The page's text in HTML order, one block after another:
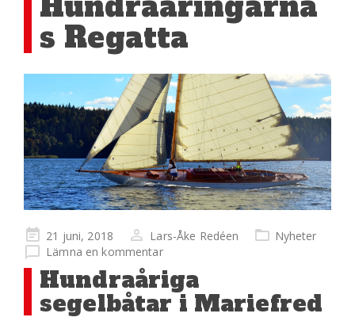
s Regatta
Publicerad
på
21 juni, 2018 Lars-Åke Redéen
Nyheter
Lämna en kommentar
Hundraåriga
segelbåtar i Mariefred